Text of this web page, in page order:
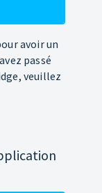
avoir un
passé
veuillez